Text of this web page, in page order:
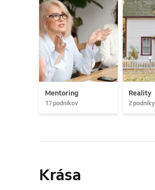
Mentoring
17 podnikov
Reality
2 podniky
Krása